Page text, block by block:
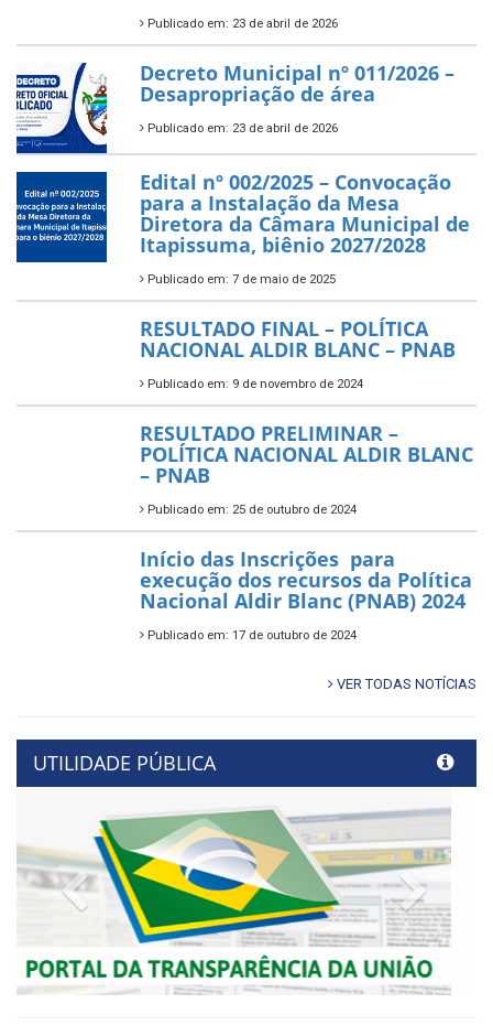
Publicado em: 23 de abril de 2026
Decreto Municipal nº 011/2026 –
Desapropriação de área
Publicado em: 23 de abril de 2026
Edital nº 002/2025 – Convocação
para a Instalação da Mesa
Diretora da Câmara Municipal de
Itapissuma, biênio 2027/2028
Publicado em: 7 de maio de 2025
RESULTADO FINAL – POLÍTICA
NACIONAL ALDIR BLANC – PNAB
Publicado em: 9 de novembro de 2024
RESULTADO PRELIMINAR –
POLÍTICA NACIONAL ALDIR BLANC
– PNAB
Publicado em: 25 de outubro de 2024
Início das Inscrições para
execução dos recursos da Política
Nacional Aldir Blanc (PNAB) 2024
Publicado em: 17 de outubro de 2024
VER TODAS NOTÍCIAS
UTILIDADE PÚBLICA
Previous